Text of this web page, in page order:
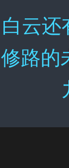
白云还
修路的